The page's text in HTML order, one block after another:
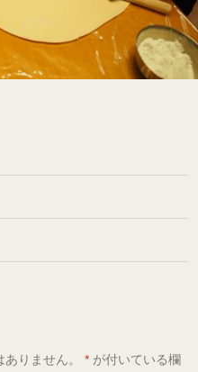
りません。 * が付いている欄